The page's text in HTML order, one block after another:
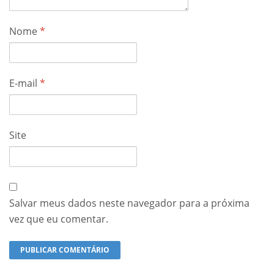
Nome*
E-mail *
Site
Salvar meus dados neste navegador para a próxima
vez que eu comentar.